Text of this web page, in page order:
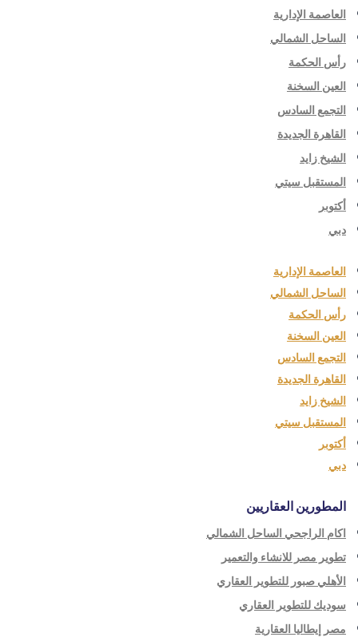
العاصمة الإدارية
الساحل الشمالي
رأس الحكمة
العين السخنة
التجمع السادس
القاهرة الجديدة
الشيخ زايد
المستقبل سيتي
أكتوبر
دبي
العاصمة الإدارية
الساحل الشمالي
رأس الحكمة
العين السخنة
التجمع السادس
القاهرة الجديدة
الشيخ زايد
المستقبل سيتي
أكتوبر
دبي
المطورين العقاريين
اكام الراجحي الساحل الشمالي
تطوير مصر للانشاء والتعمير
الأهلي صبور للتطوير العقاري
سوديك للتطوير العقاري
مصر إيطاليا العقارية